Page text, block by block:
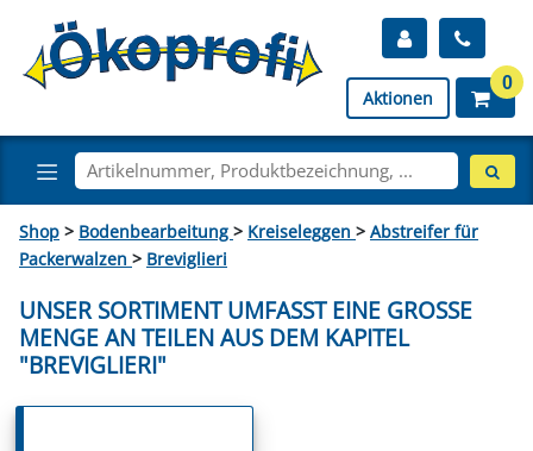
Aktionen
0
Shop > Bodenbearbeitung > Kreiseleggen > Abstreifer für
Packerwalzen > Breviglieri
UNSER SORTIMENT UMFASST EINE GROSSE M
ENGE AN TEILEN AUS DEM KAPITEL "
BREVIGLIERI"